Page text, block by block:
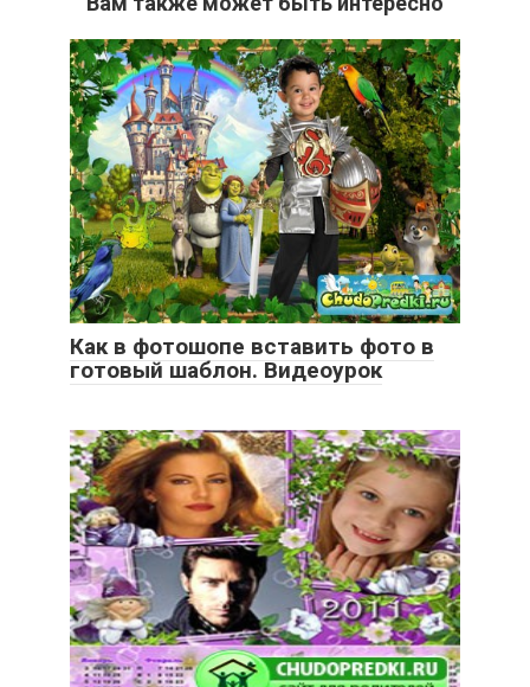
Как в фотошопе вставить фото в
готовый шаблон. Видеоурок